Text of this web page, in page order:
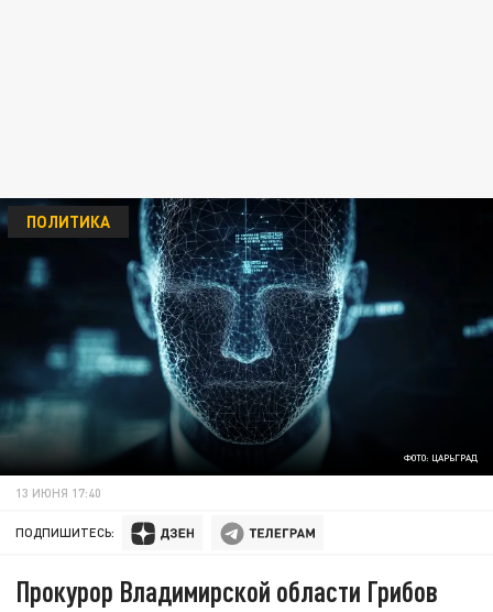
ФОТО: ЦАРЬГРАД
ПОЛИТИКА
13 ИЮНЯ 17:40
ПОДПИШИТЕСЬ:
Прокурор Владимирской области Грибов